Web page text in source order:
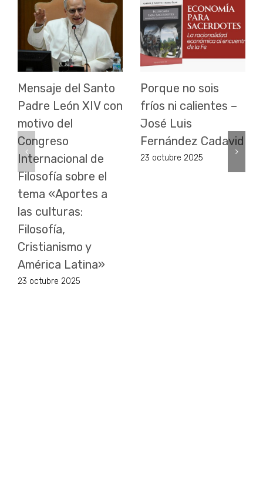
Mensaje del Santo
Padre León XIV con
motivo del
Congreso
Internacional de
Filosofía sobre el
tema «Aportes a
las culturas:
Filosofía,
Cristianismo y
América Latina»
23 octubre 2025
Porque no sois
fríos ni calientes –
José Luis
Fernández Cadavid
23 octubre 2025